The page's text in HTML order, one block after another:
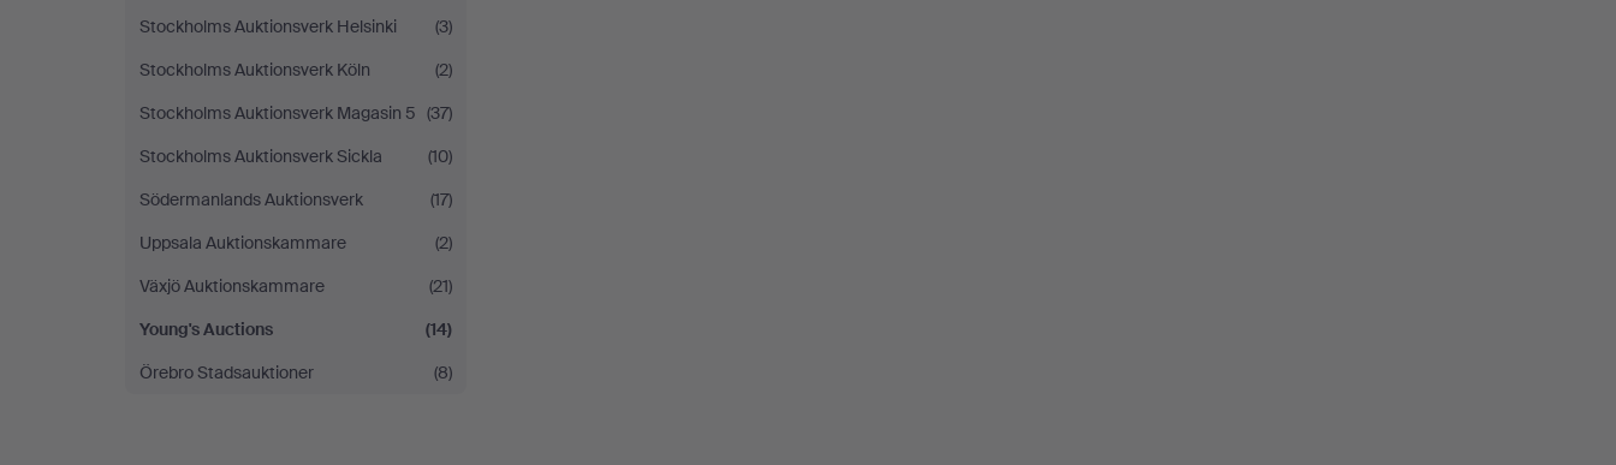
Stockholms Auktionsverk Helsinki
(3)
Stockholms Auktionsverk Köln
(2)
Stockholms Auktionsverk Magasin 5 (37)
Stockholms Auktionsverk Sickla
(10)
Södermanlands Auktionsverk
(17)
Uppsala Auktionskammare
(2)
Växjö Auktionskammare
(21)
Young's Auctions
(14)
Örebro Stadsauktioner
(8)